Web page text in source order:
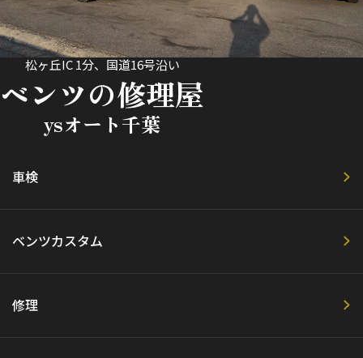
松ヶ丘IC 1分、国道16号沿い
ベンツの修理屋
ysオート千葉
車検
ベンツカスタム
修理